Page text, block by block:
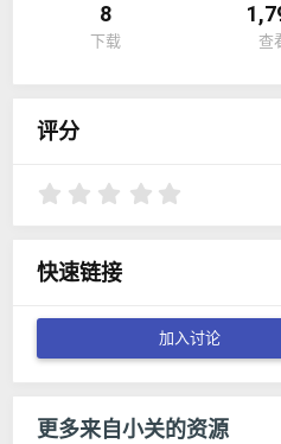
8
下载 查
评分
快速链接
加入讨论
更多来自小关的资源